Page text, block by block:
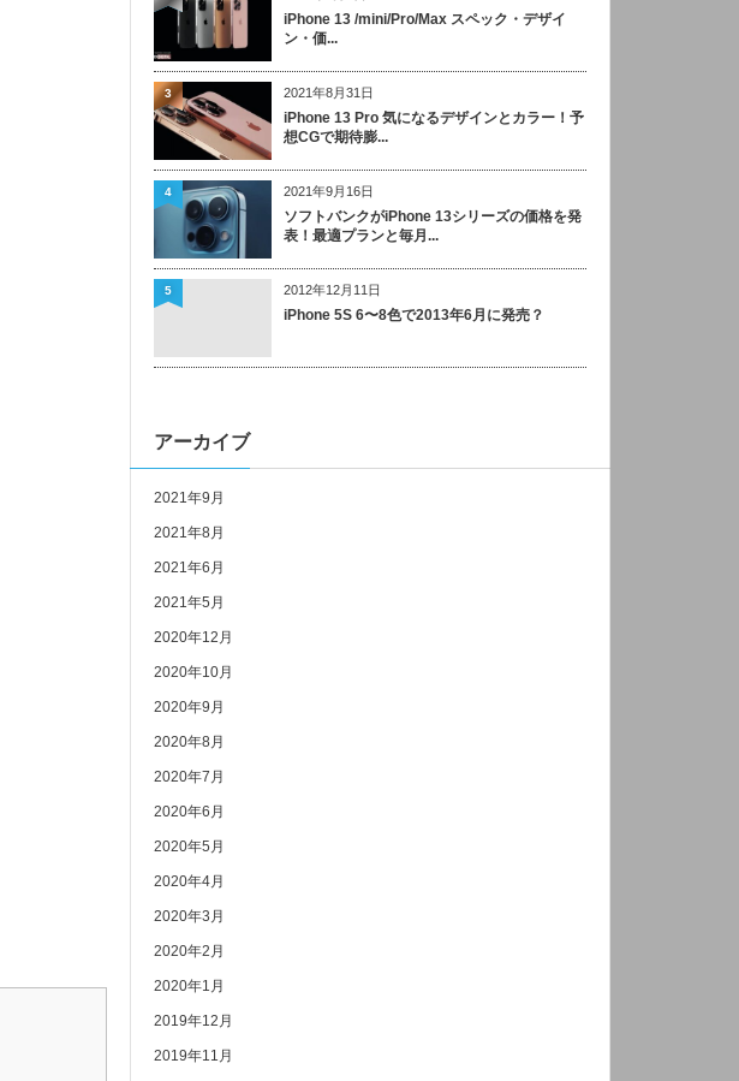
iPhone 13 /mini/Pro/Max スペック・デザイ
ン・価...
2021年8月31日
iPhone 13 Pro 気になるデザインとカラー！予
想CGで期待膨...
3
2021年9月16日
ソフトバンクがiPhone 13シリーズの価格を発
表！最適プランと毎月...
4
2012年12月11日
iPhone 5S 6〜8色で2013年6月に発売？
5
アーカイブ
2021年9月
2021年8月
2021年6月
2021年5月
2020年12月
2020年10月
2020年9月
2020年8月
2020年7月
2020年6月
2020年5月
2020年4月
2020年3月
2020年2月
2020年1月
2019年12月
2019年11月